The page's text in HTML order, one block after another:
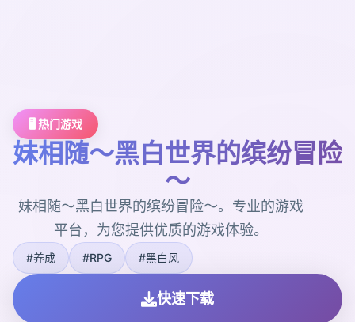
🖥️ 热门游戏
妹相随～黑白世界的缤纷冒险
～
妹相随～黑白世界的缤纷冒险～。专业的游戏
平台，为您提供优质的游戏体验。
#养成 #RPG #黑白风
快速下载